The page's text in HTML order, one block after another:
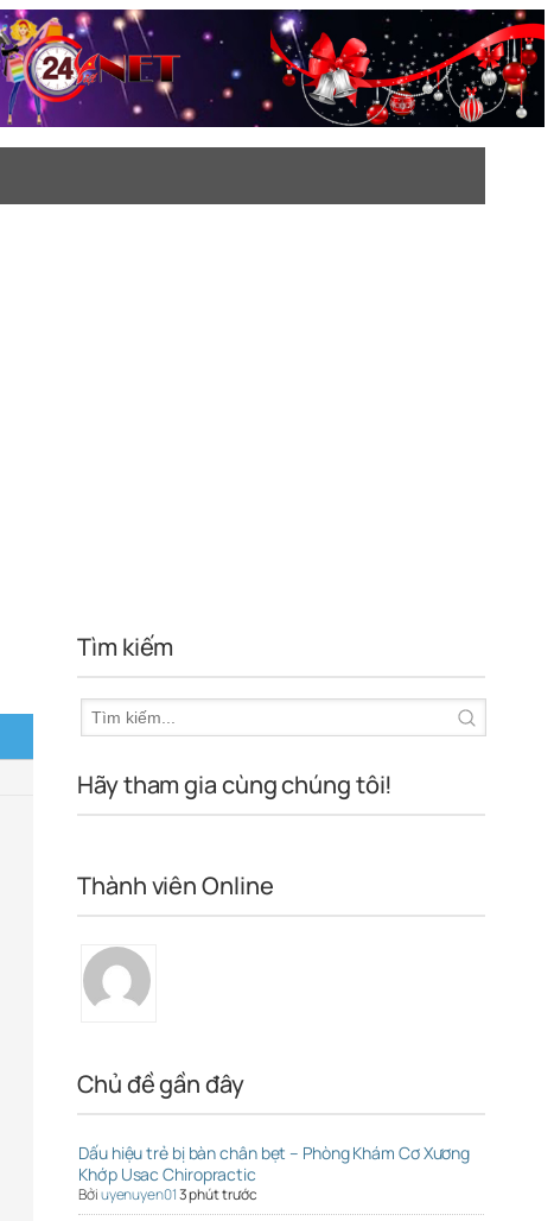
Tìm kiếm
Hãy tham gia cùng chúng tôi!
Thành viên Online
Chủ đề gần đây
Dấu hiệu trẻ bị bàn chân bẹt – Phòng Khám Cơ Xương
Khớp Usac Chiropractic
Bởiuyenuyen013 phút trước